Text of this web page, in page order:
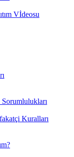
Vİdeosu
Sorumlulukları
Kuralları